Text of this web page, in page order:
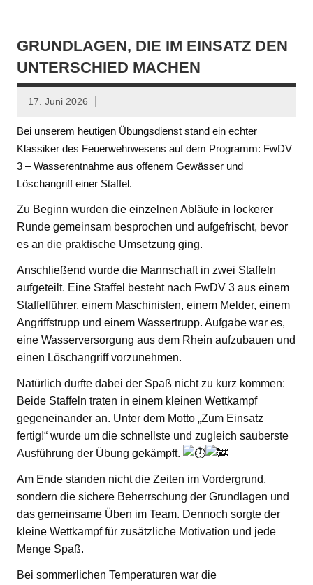
GRUNDLAGEN, DIE IM EINSATZ DEN
UNTERSCHIED MACHEN
17. Juni 2026
Bei unserem heutigen Übungsdienst stand ein echter
Klassiker des Feuerwehrwesens auf dem Programm: FwDV
3 – Wasserentnahme aus offenem Gewässer und
Löschangriff einer Staffel.
Zu Beginn wurden die einzelnen Abläufe in lockerer
Runde gemeinsam besprochen und aufgefrischt, bevor
es an die praktische Umsetzung ging.
Anschließend wurde die Mannschaft in zwei Staffeln
aufgeteilt. Eine Staffel besteht nach FwDV 3 aus einem
Staffelführer, einem Maschinisten, einem Melder, einem
Angriffstrupp und einem Wassertrupp. Aufgabe war es,
eine Wasserversorgung aus dem Rhein aufzubauen und
einen Löschangriff vorzunehmen.
Natürlich durfte dabei der Spaß nicht zu kurz kommen:
Beide Staffeln traten in einem kleinen Wettkampf
gegeneinander an. Unter dem Motto „Zum Einsatz
fertig!“ wurde um die schnellste und zugleich sauberste
Ausführung der Übung gekämpft.
Am Ende standen nicht die Zeiten im Vordergrund,
sondern die sichere Beherrschung der Grundlagen und
das gemeinsame Üben im Team. Dennoch sorgte der
kleine Wettkampf für zusätzliche Motivation und jede
Menge Spaß.
Bei sommerlichen Temperaturen war die